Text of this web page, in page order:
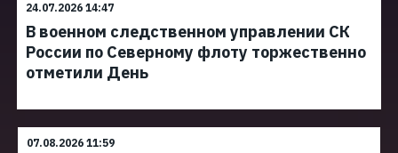
24.07.2026 14:47
В военном следственном управлении СК
России по Северному флоту торжественно
отметили День
07.08.2026 11:59